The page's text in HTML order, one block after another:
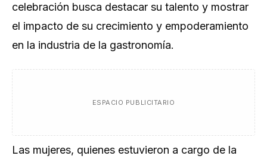
celebración busca destacar su talento y mostrar
el impacto de su crecimiento y empoderamiento
en la industria de la gastronomía.
ESPACIO PUBLICITARIO
Las mujeres, quienes estuvieron a cargo de la